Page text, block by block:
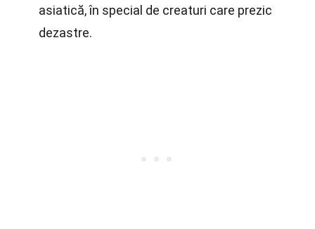
asiatică, în special de creaturi care prezic
dezastre.